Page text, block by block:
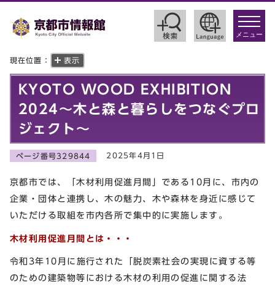
toggle
メニュー
現在位置： 表示
KYOTO WOOD EXHIBITION
2024～木と森と暮らしをつなぐプロ
ジェクト～
ページ番号329844 2025年4月1日
京都市では、「木材利用促進月間」である10月に、市内の
企業・団体と連携し、木の魅力、木や森林を身近に感じて
いただける取組を市内各所で集中的に実施します。
木材利用促進月間とは・・・
令和3年10月に施行された「脱炭素社会の実現に資する等
のための建築物等における木材の利用の促進に関する法